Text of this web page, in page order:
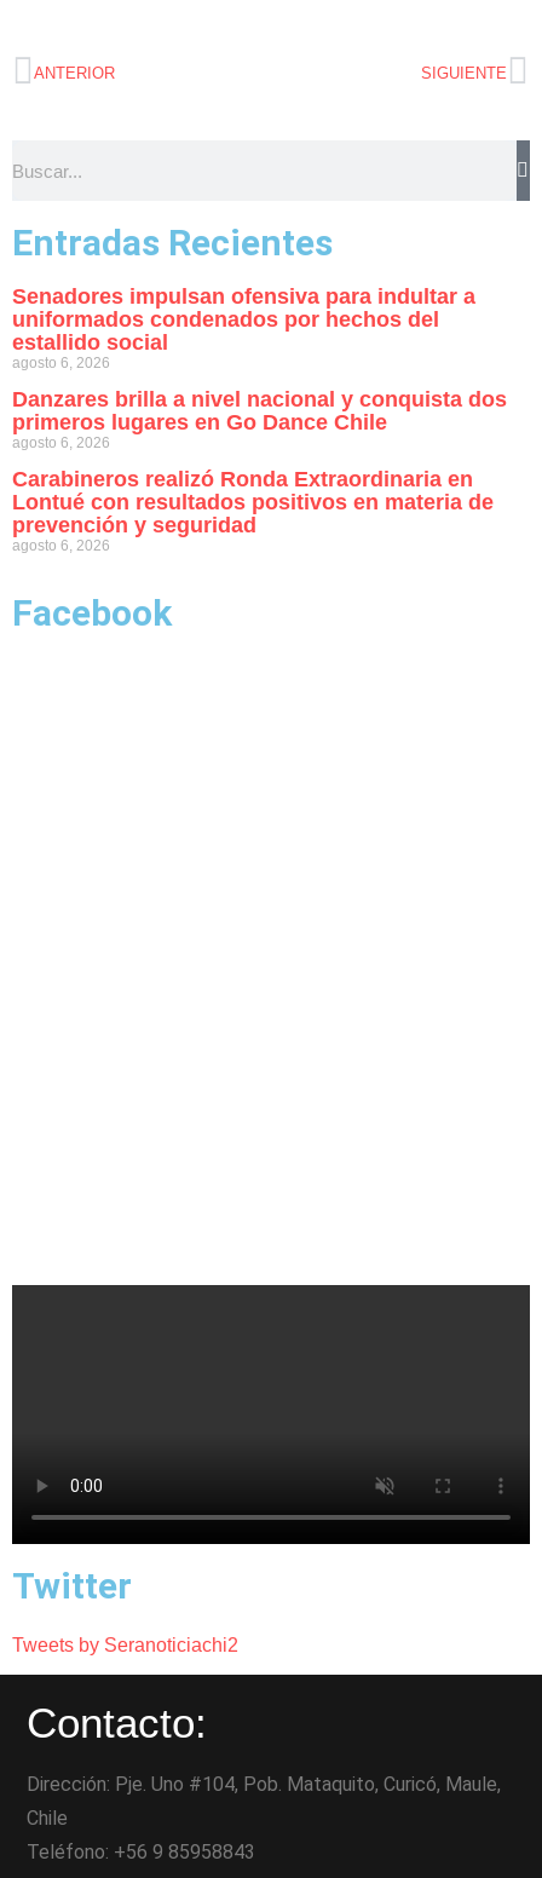
ANTERIOR SIGUIENTE
Entradas Recientes
Senadores impulsan ofensiva para indultar a
uniformados condenados por hechos del
estallido social
agosto 6, 2026
Danzares brilla a nivel nacional y conquista dos
primeros lugares en Go Dance Chile
agosto 6, 2026
Carabineros realizó Ronda Extraordinaria en
Lontué con resultados positivos en materia de
prevención y seguridad
agosto 6, 2026
Facebook
Twitter
Tweets by Seranoticiachi2
Contacto:
Dirección: Pje. Uno #104, Pob. Mataquito, Curicó, Maule,
Chile
Teléfono: +56 9 85958843